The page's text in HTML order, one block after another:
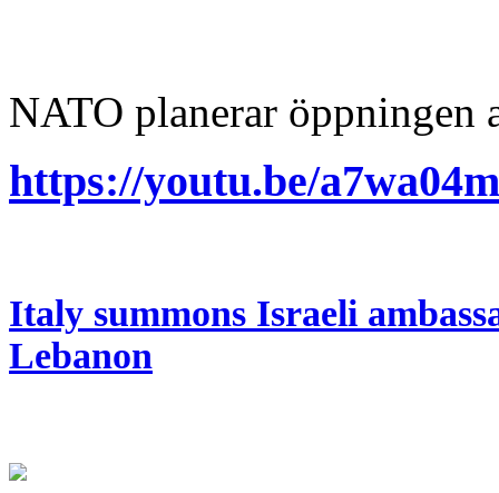
NATO planerar öppningen
https://youtu.be/
Italy summons Israeli
Lebanon